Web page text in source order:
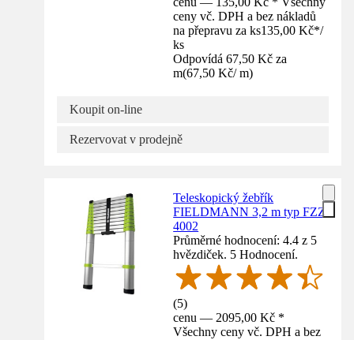
ceny vč. DPH a bez nákladů
na přepravu za ks135,00 Kč*/
ks
Odpovídá 67,50 Kč za
m(67,50 Kč/ m)
Koupit on-line
Rezervovat v prodejně
Teleskopický žebřík
FIELDMANN 3,2 m typ FZZ
4002
Průměrné hodnocení: 4.4 z 5
hvězdiček. 5 Hodnocení.
(5)
cenu — 2095,00 Kč *
Všechny ceny vč. DPH a bez